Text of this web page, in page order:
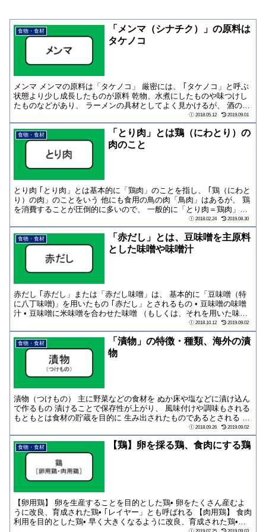
食物・食材
「メンマ（シナチク）」の原料は
タケノコ
メンマ メンマの原料は「タケノコ」 厳密には、 ｢タケノコ」と呼ぶ
状態より少し成長したものが原料 乾物、水煮にしたものや味つけし
たものなどがあり、 ラーメンの具材としてよく見かけるが、 酒のア
2018.05.12 2019.09.01
食物・食材
「とり肉」とは鶏（にわとり）の
肉のこと
とり肉 ｢とり肉」とは基本的に「鶏肉」のことを指し、 ｢鶏（にわと
り）の肉」のことをいう 他にも食用の鳥の肉「鳥肉」はあるが、 鶏
を消費することが圧倒的に多いので、 一般的に「とり肉＝鶏肉」と
2018.02.24 2019.08.30
食物・食材
「赤だし」とは、豆味噌を主原料
とした味噌や味噌汁
赤だし ｢赤だし」または「赤だし味噌」は、 基本的に「豆味噌（特
に八丁味噌)」を用いたもの ｢赤だし」とされるもの • 豆味噌の味噌
汁 • 豆味噌に米味噌を合わせた味噌 （もしくは、それを用いた味噌
2018.10.12 2019.09.02
食物・食材
「漬物」の特徴・種類、海外の漬
物
漬物（つけもの） 主に野菜などの食材を ぬか床や塩などに漬け込ん
で作るもの 漬けることで保存性が上がり、 風味付けや調味もされる
もともとは食材の貯蔵を目的に 生み出されたものであるとされる 種
2018.09.26 2019.09.02
食物・食材 【鶏】卵を採る鶏、食肉にする鶏
【卵用鶏】 卵を生産することを目的とした鶏• 卵をたくさん産むよ
うに改良、育成された鶏• ｢レイヤー」とも呼ばれる 【肉用鶏】 食肉
利用を目的とした鶏• 早く大きくなるように改良、育成された鶏•